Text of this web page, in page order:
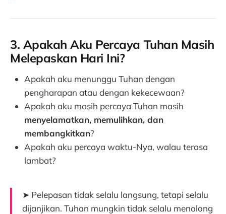
3. Apakah Aku Percaya Tuhan Masih
Melepaskan Hari Ini?
Apakah aku menunggu Tuhan dengan
pengharapan atau dengan kekecewaan?
Apakah aku masih percaya Tuhan masih
menyelamatkan, memulihkan, dan
membangkitkan?
Apakah aku percaya waktu-Nya, walau terasa
lambat?
➤ Pelepasan tidak selalu langsung, tetapi selalu
dijanjikan. Tuhan mungkin tidak selalu menolong